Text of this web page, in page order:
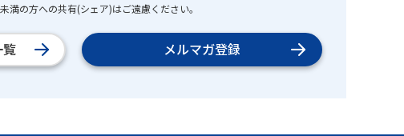
の方への共有(シェア)はご遠慮ください。
メルマガ登録